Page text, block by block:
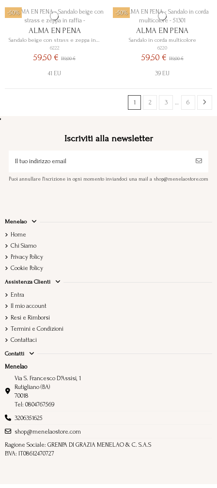
-50%
Sandalo beige con strass e zeppa in raffia
ALMA EN PENA
6222
59,50 €119,00 €
41 EU
-50%
Sandalo in corda multicolore
ALMA EN PENA
6220
59,50 € 119,00 €
39 EU
1 2 3 … 6
Iscriviti alla newsletter
Puoi annullare l'iscrizione in ogni momento inviandoci una mail a shop@menelaostore.com
Menelao
Home
Chi Siamo
Privacy Policy
Cookie Policy
Assistenza Clienti
Entra
Il mio account
Resi e Rimborsi
Termini e Condizioni
Contattaci
Contatti
Menelao
Via S. Francesco D'Assisi, 1
Rutigliano (BA)
70018
Tel: 0804767569
3206351625
shop@menelaostore.com
Ragione Sociale: GRENPA DI GRAZIA MENELAO & C. S.A.S
P.IVA: IT08612470727